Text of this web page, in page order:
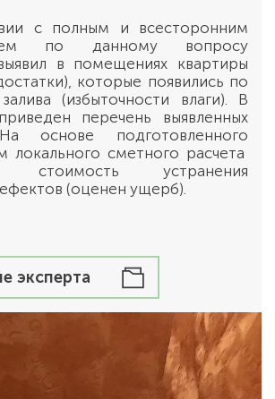
с полным и всесторонним
по данному вопросу
в помещениях квартиры
которые появились по
(избыточности влаги). В
перечень выявленных
основе подготовленного
локального сметного расчета
стоимость устранения
(оценен ущерб).
эксперта